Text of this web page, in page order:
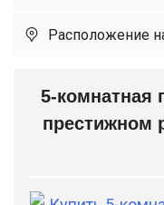
Расположение
5-комнатная
престижном